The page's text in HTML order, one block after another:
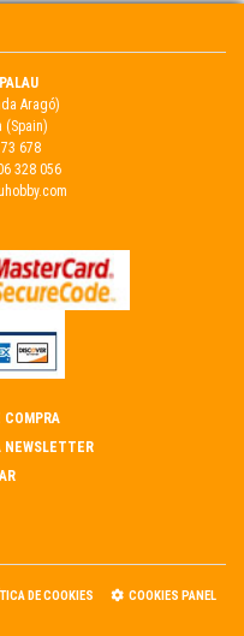
Aragó)
(Spain)
678
328 056
COMPRA
NEWSLETTER
DE COOKIES COOKIES PANEL